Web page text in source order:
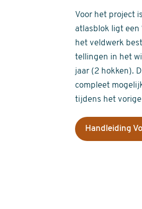
Voor het project
atlasblok ligt een
het veldwerk
tellingen in het
jaar (2 hokken).
compleet
tijdens het
Handleiding